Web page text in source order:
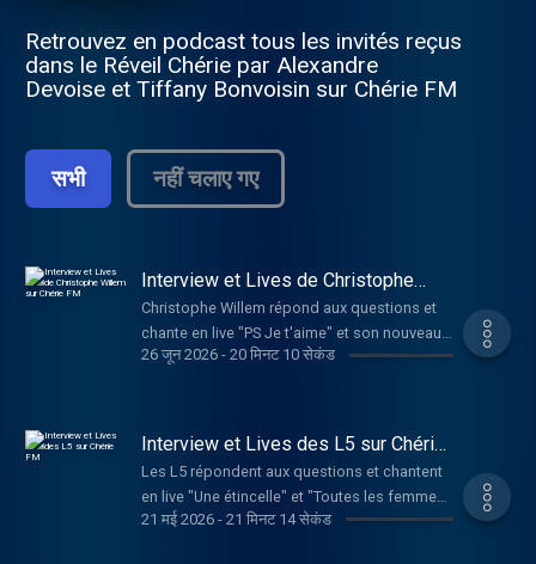
Retrouvez en podcast tous les invités reçus
dans le Réveil Chérie par Alexandre
Devoise et Tiffany Bonvoisin sur Chérie FM
सभी नहीं चलाए गए
Interview et Lives de Christophe
Willem sur Chérie FM
Christophe Willem répond aux questions et
chante en live "PS Je t'aime" et son nouveau
single "Systaime"
26 जून 2026- 20 मिनट 10 सेकंड
Interview et Lives des L5 sur Chérie
FM
Les L5 répondent aux questions et chantent
en live "Une étincelle" et "Toutes les femmes
de ta vie"
21 मई 2026- 21 मिनट 14 सेकंड